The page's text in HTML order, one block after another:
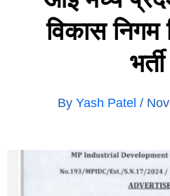
विकास निगम
By Yash Patel /